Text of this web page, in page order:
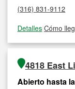
(316) 831-9112
Detalles|Cómo
4818 East
Abierto hasta